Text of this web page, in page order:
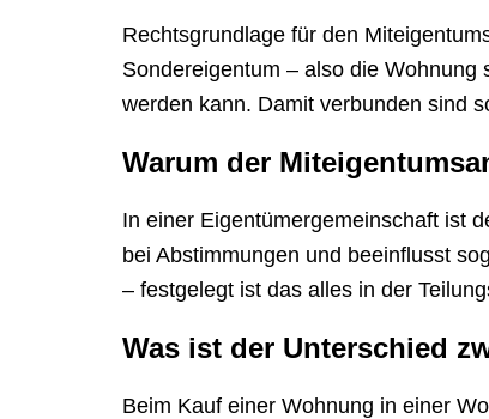
Rechtsgrundlage für den
Sondereigentum – also die
werden kann. Damit verbunden sind
Warum der
In einer Eigentümergemeinschaft ist
bei Abstimmungen und beeinflusst
– festgelegt ist das alles in der
Was ist der Unterschied
Beim Kauf einer Wohnung in einer